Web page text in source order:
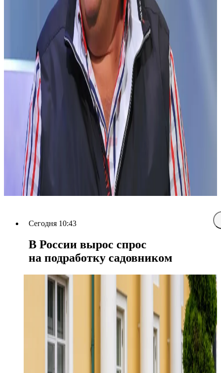
Сегодня 10:43
В России вырос спрос
на подработку садовником